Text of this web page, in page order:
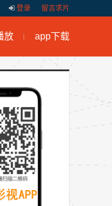
登录 留言求片
放 app下载
天天美剧快